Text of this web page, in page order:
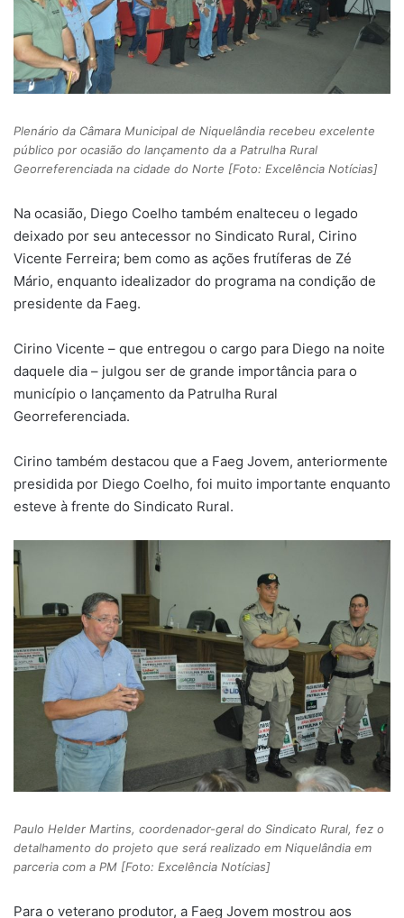
Plenário da Câmara Municipal de Niquelândia recebeu excelente
público por ocasião do lançamento da a Patrulha Rural
Georreferenciada na cidade do Norte [Foto: Excelência Notícias]
Na ocasião, Diego Coelho também enalteceu o legado
deixado por seu antecessor no Sindicato Rural, Cirino
Vicente Ferreira; bem como as ações frutíferas de Zé
Mário, enquanto idealizador do programa na condição de
presidente da Faeg.
Cirino Vicente – que entregou o cargo para Diego na noite
daquele dia – julgou ser de grande importância para o
município o lançamento da Patrulha Rural
Georreferenciada.
Cirino também destacou que a Faeg Jovem, anteriormente
presidida por Diego Coelho, foi muito importante enquanto
esteve à frente do Sindicato Rural.
Paulo Helder Martins, coordenador-geral do Sindicato Rural, fez o
detalhamento do projeto que será realizado em Niquelândia em
parceria com a PM [Foto: Excelência Notícias]
Para o veterano produtor, a Faeg Jovem mostrou aos